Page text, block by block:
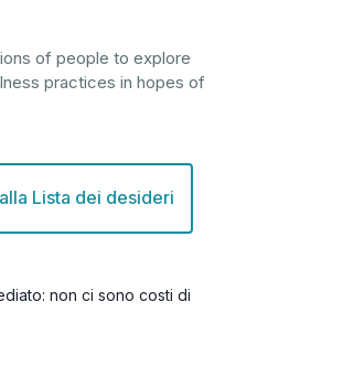
of people to explore
practices in hopes of
Lista dei desideri
non ci sono costi di